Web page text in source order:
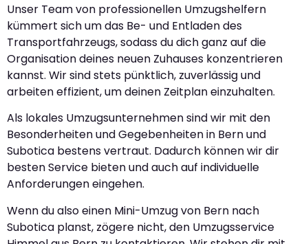
Unser Team von professionellen Umzugshelfern
kümmert sich um das Be- und Entladen des
Transportfahrzeugs, sodass du dich ganz auf die
Organisation deines neuen Zuhauses konzentrieren
kannst. Wir sind stets pünktlich, zuverlässig und
arbeiten effizient, um deinen Zeitplan einzuhalten.
Als lokales Umzugsunternehmen sind wir mit den
Besonderheiten und Gegebenheiten in Bern und
Subotica bestens vertraut. Dadurch können wir dir
besten Service bieten und auch auf individuelle
Anforderungen eingehen.
Wenn du also einen Mini-Umzug von Bern nach
Subotica planst, zögere nicht, den Umzugsservice